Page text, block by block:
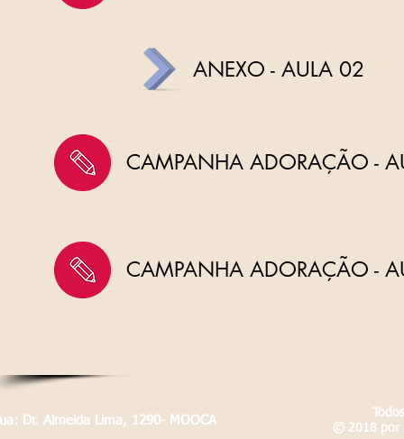
ANEXO - AULA 02
CAMPANHA ADORAÇÃO -
CAMPANHA ADORAÇÃO -
Dr. Almeida Lima, 1290- MOOCA
© 2018 por